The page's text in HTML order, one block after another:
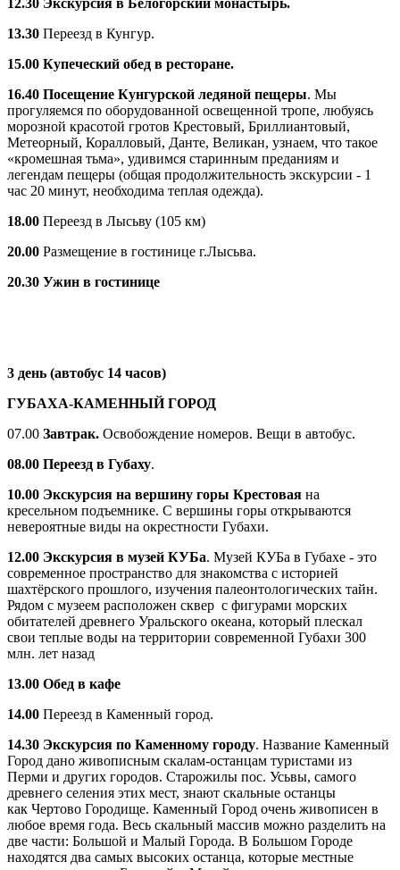
13.30 Переезд в Кунгур.
15.00 Купеческий обед в ресторане.
16.40 Посещение Кунгурской ледяной пещеры. Мы
прогуляемся по оборудованной освещенной тропе, любуясь
морозной красотой гротов Крестовый, Бриллиантовый,
Метеорный, Коралловый, Данте, Великан, узнаем, что такое
«кромешная тьма», удивимся старинным преданиям и
легендам пещеры (общая продолжительность экскурсии - 1
час 20 минут, необходима теплая одежда).
18.00 Переезд в Лысьву (105 км)
20.00 Размещение в гостинице г.Лысьва.
20.30 Ужин в гостинице
3 день (автобус 14 часов)
ГУБАХА-КАМЕННЫЙ ГОРОД
07.00 Завтрак. Освобождение номеров. Вещи в автобус.
08.00 Переезд в Губаху.
10.00 Экскурсия на вершину горы Крестовая на
кресельном подъемнике. С вершины горы открываются
невероятные виды на окрестности Губахи.
12.00 Экскурсия в музей КУБа. Музей КУБа в Губахе - это
современное пространство для знакомства с историей
шахтёрского прошлого, изучения палеонтологических тайн.
Рядом с музеем расположен сквер с фигурами морских
обитателей древнего Уральского океана, который плескал
свои теплые воды на территории современной Губахи 300
млн. лет назад
13.00 Обед в кафе
14.00 Переезд в Каменный город.
14.30 Экскурсия по Каменному городу. Название Каменный
Город дано живописным скалам-останцам туристами из
Перми и других городов. Старожилы пос. Усьвы, самого
древнего селения этих мест, знают скальные останцы
как Чертово Городище. Каменный Город очень живописен в
любое время года. Весь скальный массив можно разделить на
две части: Большой и Малый Города. В Большом Городе
находятся два самых высоких останца, которые местные